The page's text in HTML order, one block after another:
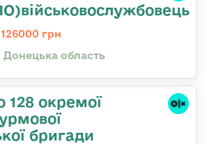
грн
область
128 окремої
бригади